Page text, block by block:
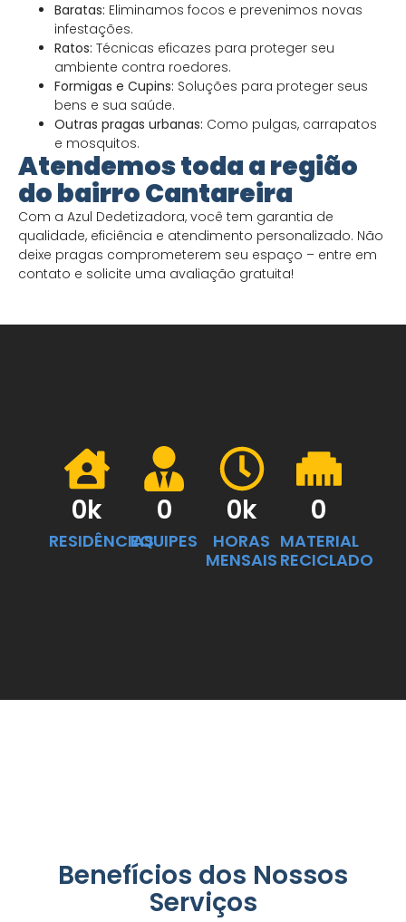
Baratas: Eliminamos focos e prevenimos novas
infestações.
Ratos: Técnicas eficazes para proteger seu
ambiente contra roedores.
Formigas e Cupins: Soluções para proteger seus
bens e sua saúde.
Outras pragas urbanas: Como pulgas, carrapatos
e mosquitos.
Atendemos toda a região
do bairro Cantareira
Com a Azul Dedetizadora, você tem garantia de
qualidade, eficiência e atendimento personalizado. Não
deixe pragas comprometerem seu espaço – entre em
contato e solicite uma avaliação gratuita!
0k
RESIDÊNCIAS
0
EQUIPES
0k
HORAS
MENSAIS
0
MATERIAL
RECICLADO
Benefícios dos Nossos
Serviços